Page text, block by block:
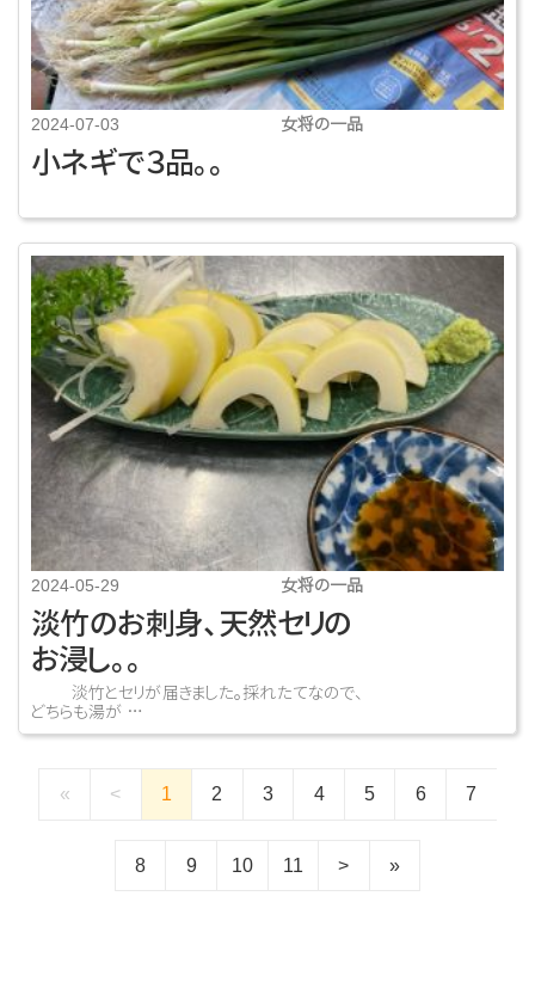
女将の一品
2024-07-03
小ネギで３品。。
女将の一品
2024-05-29
淡竹のお刺身、天然セリの
お浸し。。
淡竹とセリが届きました。採れたてなので、
どちらも湯が …
« < 1 2 3 4 5 6 7
8 9 10 11 > »